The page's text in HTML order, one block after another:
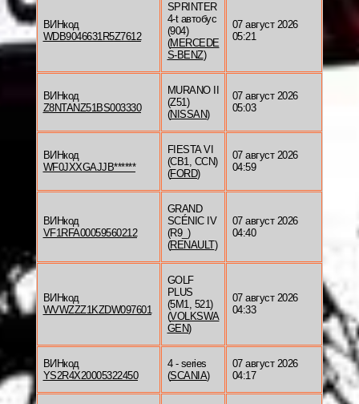
ВИНкод
WDB9046631R5Z7612
SPRINTER
4-t автобус
(904)
(MERCEDE
S-BENZ)
07 август 2026
05:21
ВИНкод
Z8NTANZ51BS003330
MURANO II
(Z51)
(NISSAN)
07 август 2026
05:03
ВИНкод
WF0JXXGAJJB******
FIESTA VI
(CB1, CCN)
(FORD)
07 август 2026
04:59
ВИНкод
VF1RFA00059560212
GRAND
SCÉNIC IV
(R9_)
(RENAULT)
07 август 2026
04:40
ВИНкод
WVWZZZ1KZDW097601
GOLF
PLUS
(5M1, 521)
(VOLKSWA
GEN)
07 август 2026
04:33
ВИНкод
YS2R4X20005322450
4 - series
(SCANIA)
07 август 2026
04:17